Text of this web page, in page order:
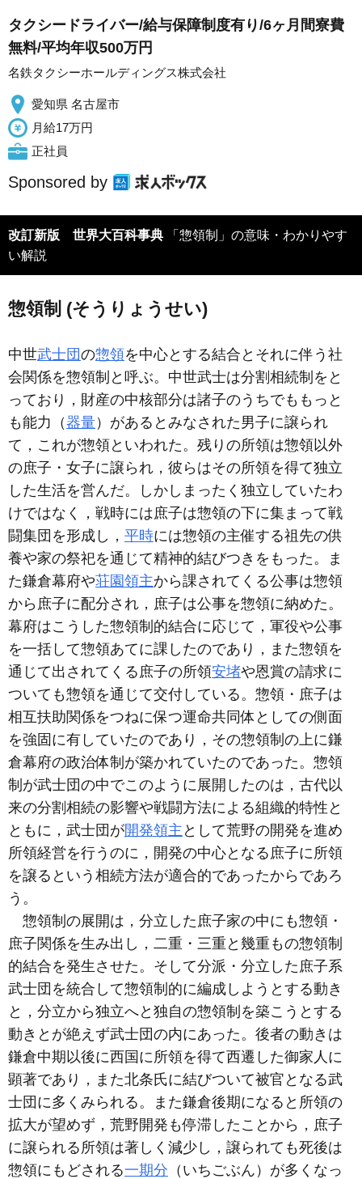
タクシードライバー/給与保障制度有り/6ヶ月間寮費
無料/平均年収500万円
名鉄タクシーホールディングス株式会社
愛知県 名古屋市
月給17万円
正社員
Sponsored by
改訂新版 世界大百科事典 「惣領制」の意味・わかりやす
い解説
惣領制 (そうりょうせい)
中世武士団の惣領を中心とする結合とそれに伴う社
会関係を惣領制と呼ぶ。中世武士は分割相続制をと
っており，財産の中核部分は諸子のうちでももっと
も能力（器量）があるとみなされた男子に譲られ
て，これが惣領といわれた。残りの所領は惣領以外
の庶子・女子に譲られ，彼らはその所領を得て独立
した生活を営んだ。しかしまったく独立していたわ
けではなく，戦時には庶子は惣領の下に集まって戦
闘集団を形成し， 平時には惣領の主催する祖先の供
養や家の祭祀を通じて精神的結びつきをもった。ま
た鎌倉幕府や荘園領主から課されてくる公事は惣領
から庶子に配分され，庶子は公事を惣領に納めた。
幕府はこうした惣領制的結合に応じて，軍役や公事
を一括して惣領あてに課したのであり，また惣領を
通じて出されてくる庶子の所領安堵や恩賞の請求に
ついても惣領を通じて交付している。惣領・庶子は
相互扶助関係をつねに保つ運命共同体としての側面
を強固に有していたのであり，その惣領制の上に鎌
倉幕府の政治体制が築かれていたのであった。惣領
制が武士団の中でこのように展開したのは，古代以
来の分割相続の影響や戦闘方法による組織的特性と
ともに，武士団が開発領主 として荒野の開発を進め
所領経営を行うのに，開発の中心となる庶子に所領
を譲るという相続方法が適合的であったからであろ
う。
惣領制の展開は，分立した庶子家の中にも惣領・
庶子関係を生み出し，二重・三重と幾重もの惣領制
的結合を発生させた。そして分派・分立した庶子系
武士団を統合して惣領制的に編成しようとする動き
と，分立から独立へと独自の惣領制を築こうとする
動きとが絶えず武士団の内にあった。後者の動きは
鎌倉中期以後に西国に所領を得て西遷した御家人に
顕著であり，また北条氏に結びついて被官となる武
士団に多くみられる。また鎌倉後期になると所領の
拡大が望めず，荒野開発も停滞したことから，庶子
に譲られる所領は著しく減少し，譲られても死後は
惣領にもどされる一期分 （いちごぶん）が多くなっ